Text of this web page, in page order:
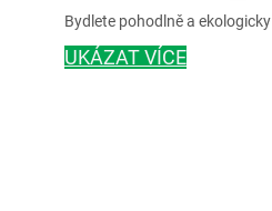
Bydlete pohodlně a ekologicky
UKÁZAT VÍCE